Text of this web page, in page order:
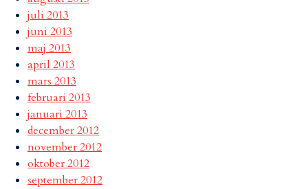
juli 2013
juni 2013
maj 2013
april 2013
mars 2013
februari 2013
januari 2013
december 2012
november 2012
oktober 2012
september 2012